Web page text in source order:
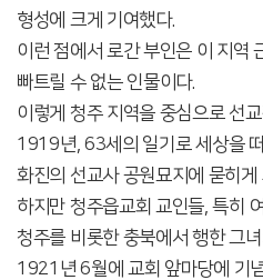
형성에 크게 기여했다.
이런 점에서 로간 부인은 이 지역
빠트릴 수 없는 인물이다.
이렇게 청주 지역을 중심으로 선
1919년, 63세의 일기로 세상을
화진의 선교사 공원묘지에 묻히게
하지만 청주읍교회 교인들, 특히
청주를 비롯한 충북에서 행한 그
1921년 6월에 교회 앞마당에 기